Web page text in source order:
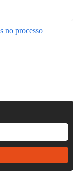
no processo